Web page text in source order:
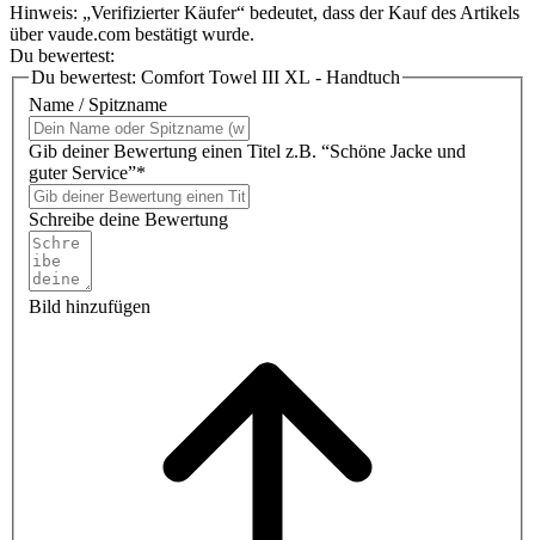
Hinweis: „Verifizierter Käufer“ bedeutet, dass der Kauf des Artikels
über vaude.com bestätigt wurde.
Du bewertest:
Du bewertest: Comfort Towel III XL - Handtuch
Name / Spitzname
Gib deiner Bewertung einen Titel z.B. “Schöne Jacke und
guter Service”*
Schreibe deine Bewertung
Bild hinzufügen